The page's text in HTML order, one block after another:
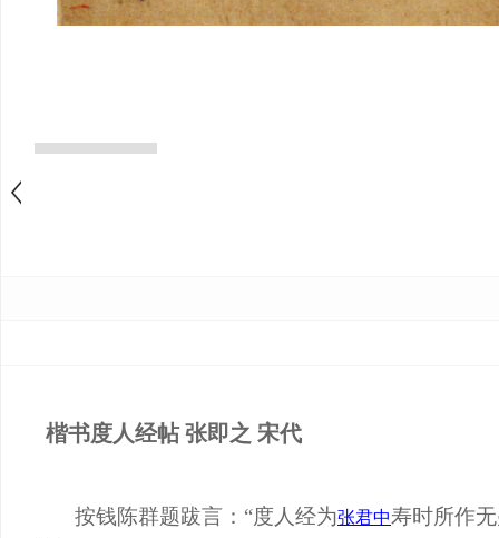
楷书度人经帖 张即之 宋代
按钱陈群题跋言：“度人经为张君中寿时所作